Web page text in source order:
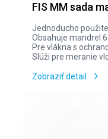
FIS MM sada
Jednoducho
Obsahuje mandrel
Pre vlákna s
Slúži pre meranie
Zobraziť detail